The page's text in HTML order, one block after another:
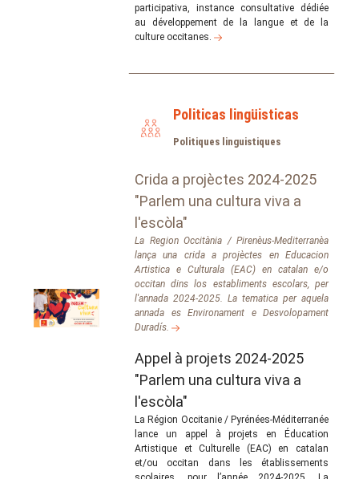
participativa, instance consultative dédiée
au développement de la langue et de la
culture occitanes.
Politicas lingüisticas
Politiques linguistiques
Crida a projèctes 2024-2025
"Parlem una cultura viva a
l'escòla"
La Region Occitània / Pirenèus-Mediterranèa
lança una crida a projèctes en Educacion
Artistica e Culturala (EAC) en catalan e/o
occitan dins los establiments escolars, per
l'annada 2024-2025. La tematica per aquela
annada es Environament e Desvolopament
Duradís.
Appel à projets 2024-2025
"Parlem una cultura viva a
l'escòla"
La Région Occitanie / Pyrénées-Méditerranée
lance un appel à projets en Éducation
Artistique et Culturelle (EAC) en catalan
et/ou occitan dans les établissements